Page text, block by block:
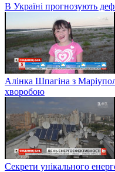
В Україні прогнозують
Алінка Шпагіна з
хворобою
Секрети унікального